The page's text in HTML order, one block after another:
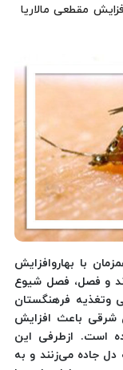
مقطعی مالاریا
با بهاروافزایش
و فصل، فصل شیوع
وتغذیه فرهنگستان
شرقی باعث افزایش
است. ازطرفی این
جاده می‌زنند و به